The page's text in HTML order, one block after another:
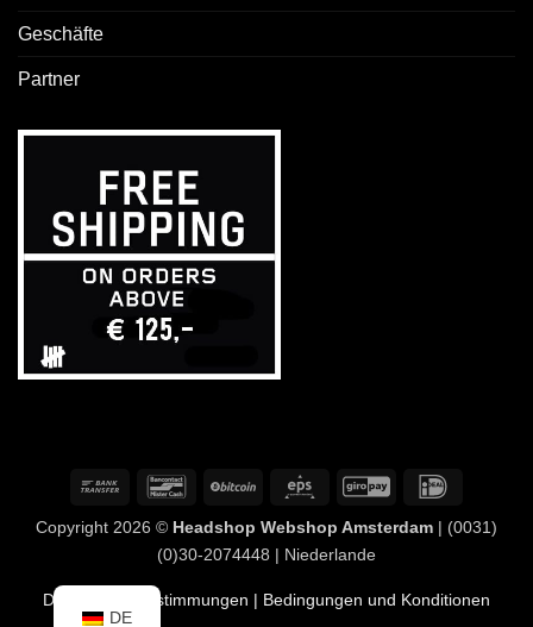
Geschäfte
Partner
Banküberweisung
BancontactBitCoin Eps GiroPay
Copyright 2026 © Headshop Webshop Amsterdam | (0031)
(0)30-2074448 | Niederlande
Datenschutzbestimmungen | Bedingungen und Konditionen
DE